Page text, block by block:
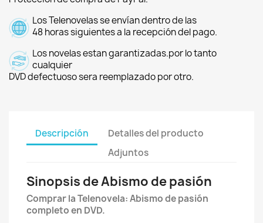
Los Telenovelas se envían dentro de las
48 horas siguientes a la recepción del pago.
Los novelas estan garantizadas.por lo tanto
cualquier
DVD defectuoso sera reemplazado por otro.
Descripción
Detalles del producto
Adjuntos
Sinopsis de Abismo de pasión
Comprar la Telenovela: Abismo de pasión
completo en DVD.